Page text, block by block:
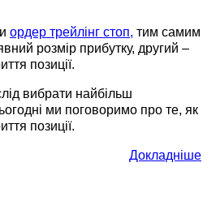
ордер трейлінг стоп, тим самим
розмір прибутку, другий –
позиції.
вибрати найбільш
ми поговоримо про те, як
позиції.
Докладніше